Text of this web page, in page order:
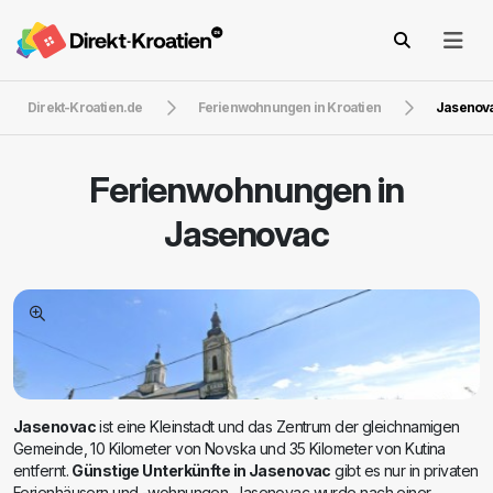
Direkt-Kroatien.de Ferienwohnungen in Kroatien
Ferienwohnungen in
Jasenovac
Jasenovacist eine Kleinstadt und das Zentrum der gleichnamigen
Gemeinde, 10 Kilometer von Novska und 35 Kilometer von Kutina
entfernt. Günstige Unterkünfte in Jasenovac gibt es nur in privaten